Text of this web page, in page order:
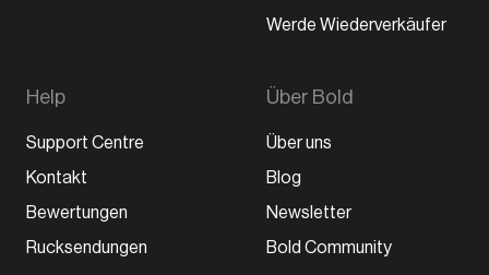
Werde Wiederverkäufer
Help
Support Centre
Kontakt
Bewertungen
Rucksendungen
Über Bold
Über uns
Blog
Newsletter
Bold Community